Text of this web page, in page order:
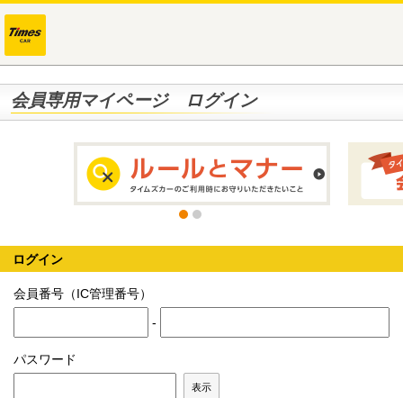
会員専用マイページ ログイン
ログイン
会員番号（IC管理番号）
-
パスワード